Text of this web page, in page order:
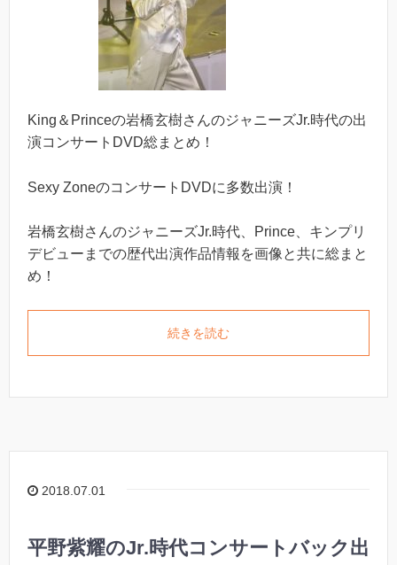
King＆Princeの岩橋玄樹さんのジャニーズJr.時代の出
演コンサートDVD総まとめ！
Sexy ZoneのコンサートDVDに多数出演！
岩橋玄樹さんのジャニーズJr.時代、Prince、キンプリ
デビューまでの歴代出演作品情報を画像と共に総まと
め！
続きを読む
2018.07.01
平野紫耀のJr.時代コンサートバック出